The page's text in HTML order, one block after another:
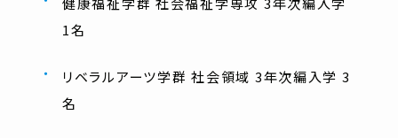
1名
リベラルアーツ学群 社会領域 3年次編入学 3
名